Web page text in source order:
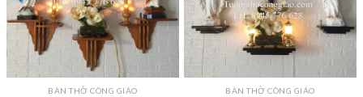
BÀN THỜ CÔNG GIÁO BÀN THỜ CÔNG GIÁO